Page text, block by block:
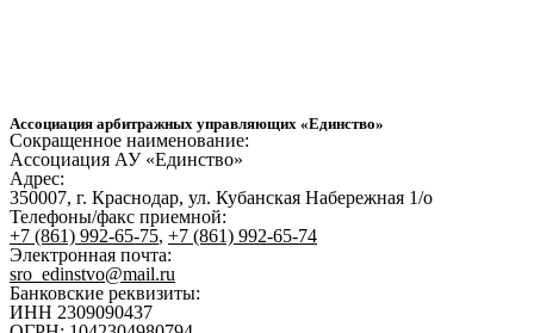
Ассоциация арбитражных управляющих «Единство»
Сокращенное наименование:
Ассоциация АУ «Единство»
Адрес:
350007, г. Краснодар, ул. Кубанская Набережная 1/о
Телефоны/факс приемной:
+7 (861) 992-65-75, +7 (861) 992-65-74
Электронная почта:
sro_edinstvo@mail.ru
Банковские реквизиты:
ИНН 2309090437